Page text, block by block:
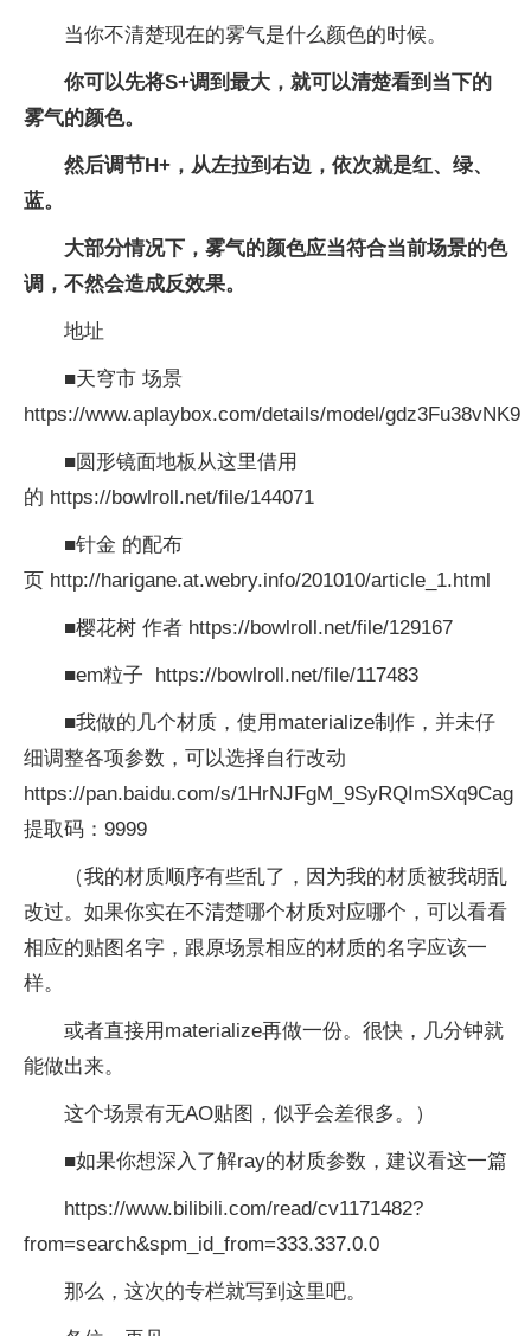
当你不清楚现在的雾气是什么颜色的时候。
你可以先将S+调到最大，就可以清楚看到当下的
雾气的颜色。
然后调节H+，从左拉到右边，依次就是红、绿、
蓝。
大部分情况下，雾气的颜色应当符合当前场景的色
调，不然会造成反效果。
地址
■天穹市 场景
https://www.aplaybox.com/details/model/gdz3Fu38vNK9
■圆形镜面地板从这里借用
的 https://bowlroll.net/file/144071
■针金 的配布
页 http://harigane.at.webry.info/201010/article_1.html
■樱花树 作者 https://bowlroll.net/file/129167
■em粒子 https://bowlroll.net/file/117483
■我做的几个材质，使用materialize制作，并未仔
细调整各项参数，可以选择自行改动
https://pan.baidu.com/s/1HrNJFgM_9SyRQImSXq9Cag
提取码：9999
（我的材质顺序有些乱了，因为我的材质被我胡乱
改过。如果你实在不清楚哪个材质对应哪个，可以看看
相应的贴图名字，跟原场景相应的材质的名字应该一
样。
或者直接用materialize再做一份。很快，几分钟就
能做出来。
这个场景有无AO贴图，似乎会差很多。）
■如果你想深入了解ray的材质参数，建议看这一篇
https://www.bilibili.com/read/cv1171482?
from=search&spm_id_from=333.337.0.0
那么，这次的专栏就写到这里吧。